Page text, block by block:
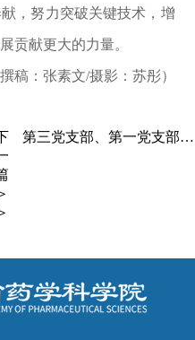
，努力突破关键技术，增
贡献更大的力量。
撰稿：张素文/摄影：苏彤）
第三党支部、第一党支部联合开展“弘扬革命精神，强化使命担当”主题党日活动